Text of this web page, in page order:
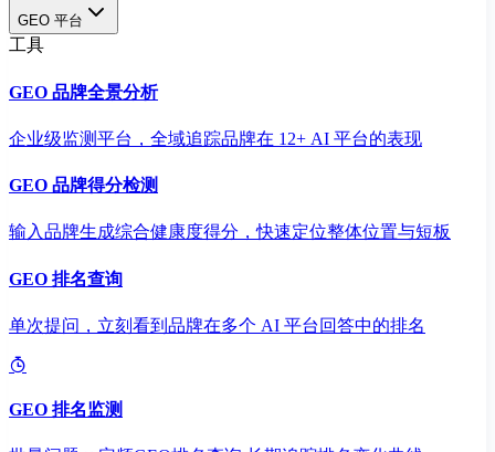
GEO 平台
工具
GEO 品牌全景分析
企业级监测平台，全域追踪品牌在 12+ AI 平台的表现
GEO 品牌得分检测
输入品牌生成综合健康度得分，快速定位整体位置与短板
GEO 排名查询
单次提问，立刻看到品牌在多个 AI 平台回答中的排名
GEO 排名监测